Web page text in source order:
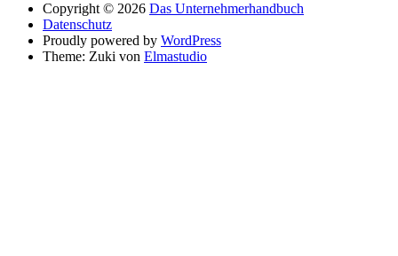
Copyright © 2026 Das Unternehmerhandbuch
Datenschutz
Proudly powered by WordPress
Theme: Zuki von Elmastudio